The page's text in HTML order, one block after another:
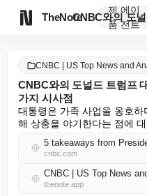
TheNote
제
품
에이
전트
CNBC | US Top News and
CNBC와의 도널드 트럼프
가지 시사점
대통령은 가족 사업을 옹호
해 상충을 야기한다는 점에
cnbc.com
CNBC | US Top News
thenote.app